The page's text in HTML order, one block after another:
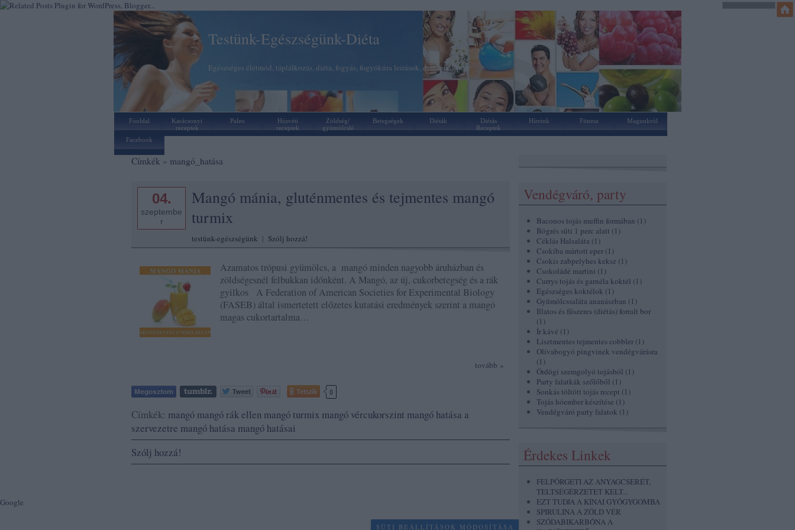
Testünk-Egészségünk-Diéta
Egészséges életmód, táplálkozás, diéta, fogyás, fogyókúra leírások, diétás receptek
Fooldal
Karácsonyi
receptek
Paleo
Húsvéti
receptek
Zöldség/
gyümölcslé
Betegségek Diéták
Diétás
Receptek
Híreink Fitnesz Magunkról
Facebook
Vendégváró, party
Baconos tojás muffin formában (1 )
Bögrés süti 1 perc alatt (1 )
Céklás Halsaláta (1 )
Csokiba mártott eper (1 )
Csokis zabpelyhes keksz (1 )
Csokoládé martini (1 )
Currys tojás és garnéla koktél (1 )
Egészséges koktélok (1 )
Gyümölcssaláta ananászban (1 )
Illatos és fűszeres (diétás) forralt bor
(1 )
Ír kávé (1 )
Lisztmentes tejmentes cobbler (1 )
Olívabogyó pingvinek vendégvárásra
(1 )
Ördögi szemgolyó tojásból (1 )
Party falatkák szőlőből (1 )
Sonkás töltött tojás recept (1 )
Tojás hóember készítése (1 )
Vendégváró party falatok (1 )
Érdekes Linkek
FELPÖRGETI AZ ANYAGCSERÉT,
TELTSÉGÉRZETET KELT...
EZT TUDJA A KÍNAI GYÓGYGOMBA
SPIRULINA A ZÖLD VÉR
SZÓDABIKARBÓNA A
Címkék » mangó_hatása
04.
szeptembe
r
Mangó mánia, gluténmentes és tejmentes mangó
turmix
testünk-egészségünk | Szólj hozzá!
Azamatos trópusi gyümölcs, a mangó minden nagyobb áruházban és
zöldségesnél felbukkan időnként. A Mangó, az új, cukorbetegség és a rák
gyilkos A Federation of American Societies for Experimental Biology
(FASEB) által ismertetett előzetes kutatási eredmények szerint a mangó
magas cukortartalma…
tovább »
Tetszik 0
Címkék: mangó mangó rák ellen mangó turmix mangó vércukorszint mangó hatása a
szervezetre mangó hatása mangó hatásai
Szólj hozzá!
Google
SÜTI BEÁLLÍTÁSOK MÓDOSÍTÁSA